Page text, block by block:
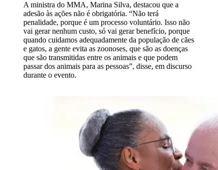
A ministra do MMA, Marina Silva, destacou que a
adesão às ações não é obrigatória. “Não terá
penalidade, porque é um processo voluntário. Isso não
vai gerar nenhum custo, só vai gerar benefício, porque
quando cuidamos adequadamente da população de cães
e gatos, a gente evita as zoonoses, que são as doenças
que são transmitidas entre os animais e que podem
passar dos animais para as pessoas”, disse, em discurso
durante o evento.